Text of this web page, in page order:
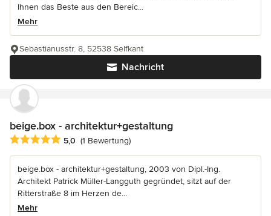
Ihnen das Beste aus den Bereic...
Mehr
Nachricht
Sebastianusstr. 8, 52538 Selfkant
beige.box - architektur+gestaltung
Durchschnittliche Bewertung: 5 von 5 Sternen
5,0 (1 Bewertung)
beige.box - architektur+gestaltung, 2003 von Dipl.-Ing.
Architekt Patrick Müller-Langguth gegründet, sitzt auf der
Ritterstraße 8 im Herzen de...
Mehr